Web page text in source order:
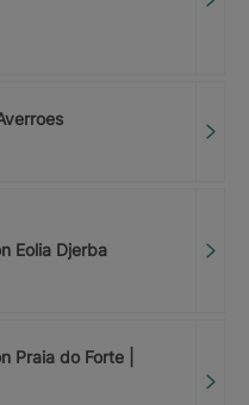
Eolia Djerba
Praia do Forte |